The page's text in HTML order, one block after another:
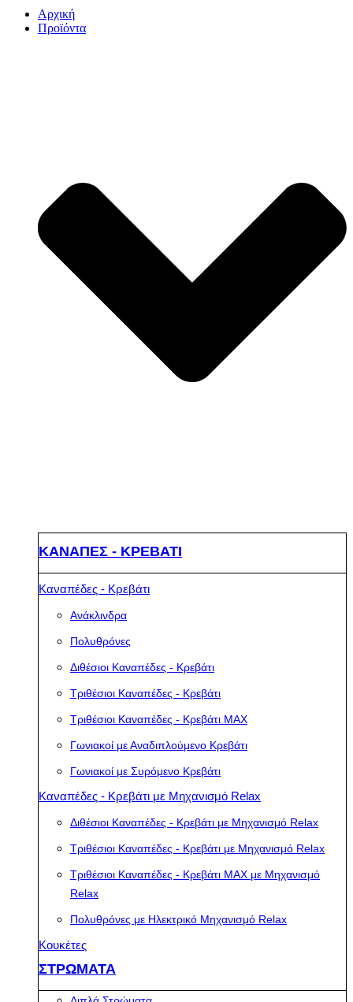
Αρχική
Προϊόντα
ΚΑΝΑΠΕΣ - ΚΡΕΒΑΤΙ
Καναπέδες - Κρεβάτι
Ανάκλινδρα
Πολυθρόνες
Διθέσιοι Καναπέδες - Κρεβάτι
Τριθέσιοι Καναπέδες - Κρεβάτι
Τριθέσιοι Καναπέδες - Κρεβάτι MAX
Γωνιακοί με Αναδιπλούμενο Κρεβάτι
Γωνιακοί με Συρόμενο Κρεβάτι
Καναπέδες - Κρεβάτι με Μηχανισμό Relax
Διθέσιοι Καναπέδες - Κρεβάτι με Μηχανισμό Relax
Τριθέσιοι Καναπέδες - Κρεβάτι με Μηχανισμό Relax
Τριθέσιοι Καναπέδες - Κρεβάτι MAX με Μηχανισμό
Relax
Πολυθρόνες με Ηλεκτρικό Μηχανισμό Relax
Κουκέτες
ΣΤΡΩΜΑΤΑ